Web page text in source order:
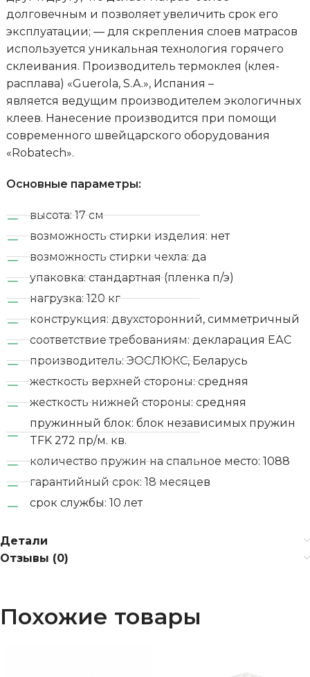
долговечным и позволяет увеличить срок его
эксплуатации; — для скрепления слоев матрасов
используется уникальная технология горячего
склеивания. Производитель термоклея (клея-
расплава) «Guerola, S.A.», Испания –
является ведущим производителем экологичных
клеев. Нанесение производится при помощи
современного швейцарского оборудования
«Robatech».
Основные параметры:
высота: 17 см
возможность стирки изделия: нет
возможность стирки чехла: да
упаковка: стандартная (пленка п/э)
нагрузка: 120 кг
конструкция: двухсторонний, симметричный
соответствие требованиям: декларация ЕАС
производитель: ЭОСЛЮКС, Беларусь
жесткость верхней стороны: средняя
жесткость нижней стороны: средняя
пружинный блок: блок независимых пружин
TFK 272 пр/м. кв.
количество пружин на спальное место: 1088
гарантийный срок: 18 месяцев
срок службы: 10 лет
Детали
Отзывы (0)
Похожие товары